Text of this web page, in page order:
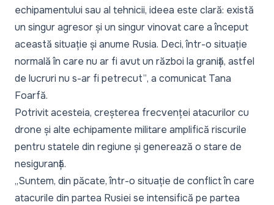
echipamentului sau al tehnicii, ideea este clară: există
un singur agresor și un singur vinovat care a început
această situație și anume Rusia. Deci, într-o situație
normală în care nu ar fi avut un război la graniță, astfel
de lucruri nu s-ar fi petrecut”, a comunicat Tana
Foarfă.
Potrivit acesteia, creșterea frecvenței atacurilor cu
drone și alte echipamente militare amplifică riscurile
pentru statele din regiune și generează o stare de
nesiguranță.
„Suntem, din păcate, într-o situație de conflict în care
atacurile din partea Rusiei se intensifică pe partea